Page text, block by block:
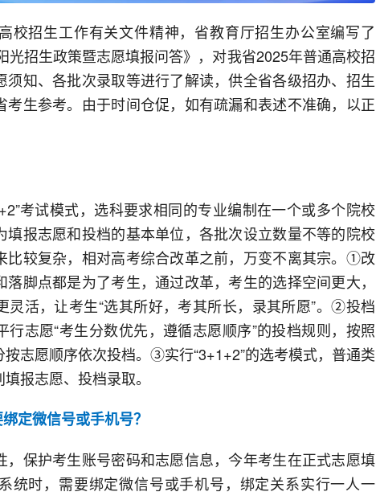
校招生工作有关文件精神，省教育厅招生办公室编写了
光招生政策暨志愿填报问答》，对我省2025年普通高校招
须知、各批次录取等进行了解读，供全省各级招办、招生
考生参考。由于时间仓促，如有疏漏和表述不准确，以正
考试模式，选科要求相同的专业编制在一个或多个院校
填报志愿和投档的基本单位，各批次设立数量不等的院校
比较复杂，相对高考综合改革之前，万变不离其宗。①改
脚点都是为了考生，通过改革，考生的选择空间更大，
灵活，让考生“选其所好，考其所长，录其所愿”。②投档
行志愿“考生分数优先，遵循志愿顺序”的投档规则，按照
志愿顺序依次投档。③实行“3+1+2”的选考模式，普通类
报志愿、投档录取。
定微信号或手机号？
，保护考生账号密码和志愿信息，今年考生在正式志愿填
统时，需要绑定微信号或手机号，绑定关系实行一人一